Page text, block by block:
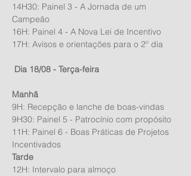
14H30: Painel 3 - A Jornada de um
Campeão
16H: Painel 4 - A Nova Lei de Incentivo
17H: Avisos e orientações para o 2º dia
Dia 18/08 - Terça-feira
Manhã
9H: Recepção e lanche de boas-vindas
9H30: Painel 5 - Patrocínio com propósito
11H: Painel 6 - Boas Práticas de Projetos
Incentivados
Tarde
12H: Intervalo para almoço